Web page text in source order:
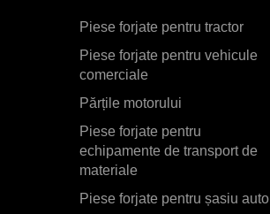
Piese forjate pentru tractor
Piese forjate pentru vehicule
comerciale
Părțile motorului
Piese forjate pentru
echipamente de transport de
materiale
Piese forjate pentru șasiu auto